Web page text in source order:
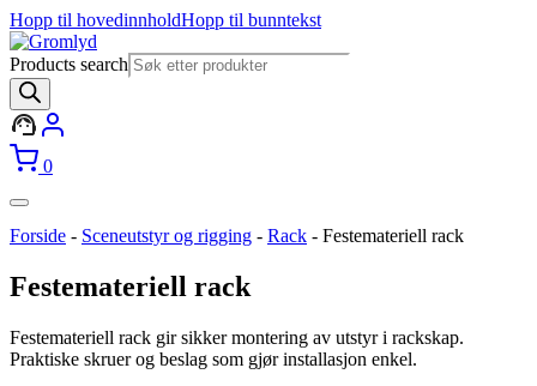
Hopp til hovedinnholdHopp til bunntekst
Products search
0
Forside - Sceneutstyr og rigging - Rack - Festemateriell rack
Festemateriell rack
Festemateriell rack gir sikker montering av utstyr i rackskap.
Praktiske skruer og beslag som gjør installasjon enkel.